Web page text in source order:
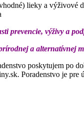
lieky a výživové
prevencie, výživy a
a alternatívnej
poskytujem po
Poradenstvo je pre